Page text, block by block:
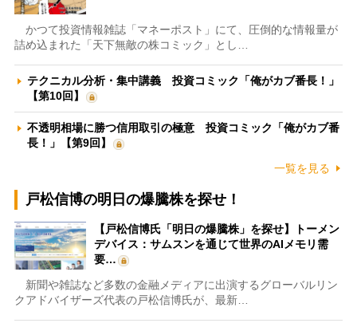
かつて投資情報雑誌「マネーポスト」にて、圧倒的な情報量が
詰め込まれた「天下無敵の株コミック」とし…
テクニカル分析・集中講義 投資コミック「俺がカブ番長！」
【第10回】
不透明相場に勝つ信用取引の極意 投資コミック「俺がカブ番
長！」【第9回】
一覧を見る
戸松信博の明日の爆騰株を探せ！
【戸松信博氏「明日の爆騰株」を探せ】トーメン
デバイス：サムスンを通じて世界のAIメモリ需
要…
新聞や雑誌など多数の金融メディアに出演するグローバルリン
クアドバイザーズ代表の戸松信博氏が、最新…